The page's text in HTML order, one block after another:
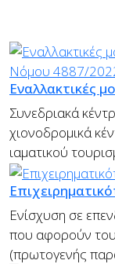
Εναλλακτικές
Συνεδριακά
χιονοδρομικά
ιαματικού
Ενίσχυση σε
που αφορούν
(πρωτογενής